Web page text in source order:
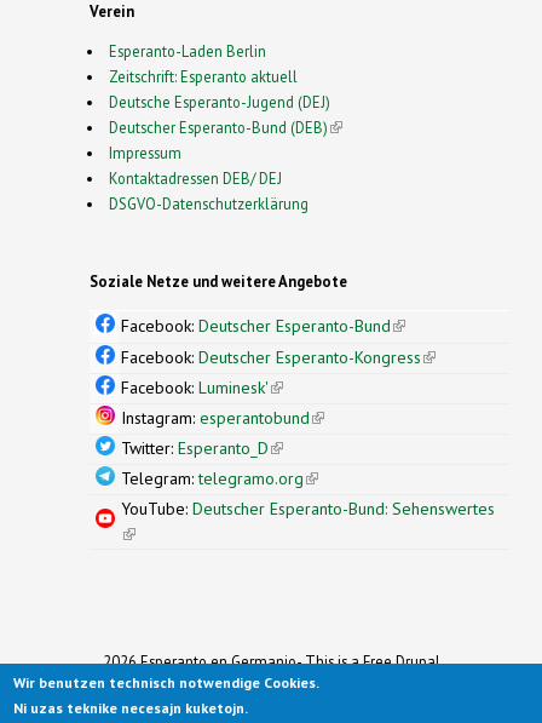
Verein
Esperanto-Laden Berlin
Zeitschrift: Esperanto aktuell
Deutsche Esperanto-Jugend (DEJ)
Deutscher Esperanto-Bund (DEB)(link is external)
Impressum
Kontaktadressen DEB/ DEJ
DSGVO-Datenschutzerklärung
Soziale Netze und weitere Angebote
Facebook: Deutscher Esperanto-Bund(link is
external)
Facebook: Deutscher Esperanto-Kongress(link is
Facebook: Luminesk'(link is external)
Instagram: esperantobund(link is external)
Twitter: Esperanto_D(link is external)
Telegram:telegramo.org(link is external)
YouTube: Deutscher Esperanto-Bund: Sehenswertes
(link is external)
2026 Esperanto en Germanio- This is a Free Drupal
Theme
Ported to Drupal for the Open Source Community by
Wir benutzen technisch notwendige Cookies.
Ni uzas teknike necesajn kuketojn.